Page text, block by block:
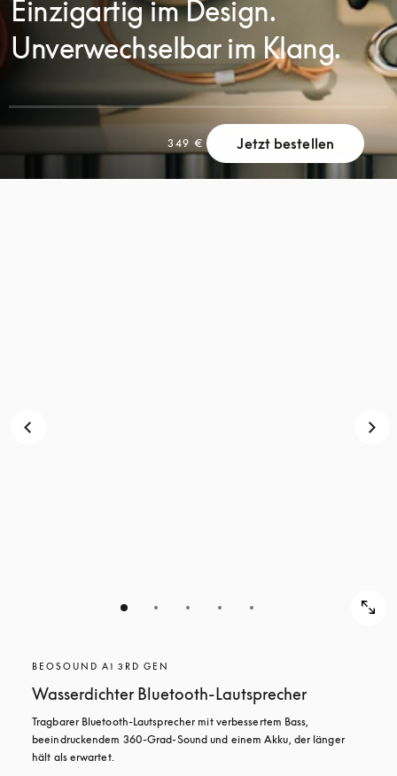
Einzigartig im Design.
Unverwechselbar im Klang.
SCROLL
ZUM
349 € Jetzt bestellen
BEOSOUND A1 3RD GEN
Wasserdichter Bluetooth-Lautsprecher
Tragbarer Bluetooth-Lautsprecher mit verbessertem Bass,
beeindruckendem 360-Grad-Sound und einem Akku, der länger
hält als erwartet.